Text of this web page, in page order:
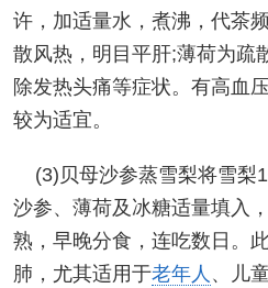
许，加适量水，煮沸，代茶
散风热，明目平肝;薄荷为疏
除发热头痛等症状。有高血
较为适宜。
(3)贝母沙参蒸雪梨将雪梨
沙参、薄荷及冰糖适量填入
熟，早晚分食，连吃数日。
肺，尤其适用于老年人 、儿